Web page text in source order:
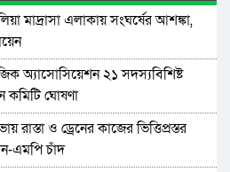
মাদ্রাসা এলাকায় সংঘর্ষের আশঙ্কা,
অ্যাসোসিয়েশন ২১ সদস্যবিশিষ্ট
কমিটি ঘোষণা
রাস্তা ও ড্রেনের কাজের ভিত্তিপ্রস্তর
এমপি চাঁদ